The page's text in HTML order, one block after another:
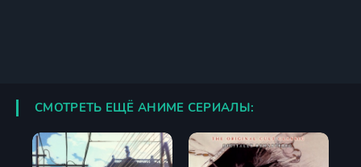
СМОТРЕТЬ ЕЩЁ АНИМЕ СЕРИАЛЫ: